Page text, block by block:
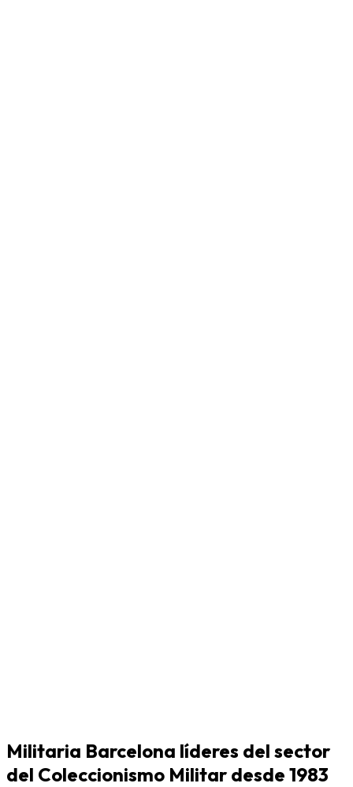
Militaria Barcelona líderes del sector
del Coleccionismo Militar desde 1983